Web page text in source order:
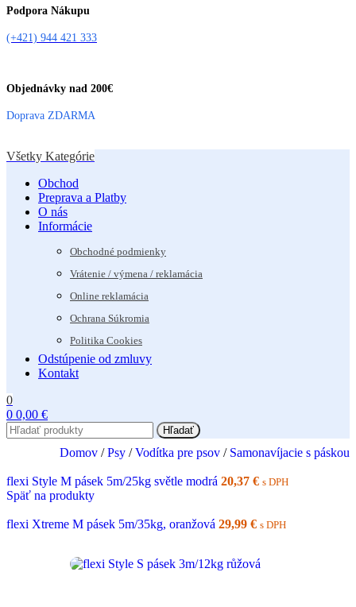
Podpora Nákupu
(+421) 944 421 333
Objednávky nad 200€
Doprava ZDARMA
Všetky Kategórie
Obchod
Preprava a Platby
O nás
Informácie
Obchodné podmienky
Vrátenie / výmena / reklamácia
Online reklamácia
Ochrana Súkromia
Politika Cookies
Odstúpenie od zmluvy
Kontakt
0
0 0,00 €
Hľadať
Domov / Psy / Vodítka pre psov / Samonavíjacie s páskou
flexi Style M pásek 5m/25kg světle modrá 20,37 € s DPH
Späť na produkty
flexi Xtreme M pásek 5m/35kg, oranžová 29,99 € s DPH